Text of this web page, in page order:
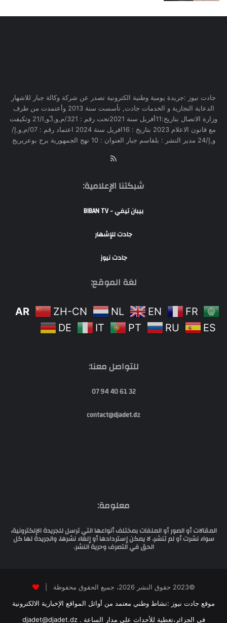
جادت نيوز :جريدة يومية وطنية الكترونية تصدر عن شركة وكالة جبار للاشهار
الدعاية التجارية و الخدمات جادت, تأسست سنة 2013 وأعتمدت من طرف
وزارة الاتصال بتاريخ:11أفريل سنة 2021تحت رقم : 321/م,و,ا,ّو,ا/21 وتكيفت
مع قانون الاعلام 2023 بتاريخ : 16افريل سنة 2024 اعتماد رقم : 07/م,و,إ/
و,إ/24 مدير النشر : بلقاسم جبار العنوان : 10 نهج الجمهورية برج بوعريريج
شبكتنا الإعلامية:
بيبان تيفي - BIBAN TV
جادت للإشهار
جادت نيوز
لغة الموقع:
AR ZH-CN NL EN
FR
DE
IT PT RU ES
للتواصل معنا:
32 61 40 94 07
contact@djadet.dz
معلومة:
المقالات أو الصور أو الملفات بمختلف أنواعها التي ترسل للجريدة الإلكترونية،
سواء نشرت أو لم تنشر، لا يمكن إستردادها أو إلغاء نشرها، والجريدة لها كل
الحق في التصرف وحرية النشر.
©2023 حقوق النشر 2026، جميع الحقوق محفوظة |
موقع جادت نيوز :نشاط وطني معتمد من أوائل المواقع الإخبارية الالكترونية
في الجزائر،تغطية للأحداث على مدار الساعة . djadet@djadet.dz